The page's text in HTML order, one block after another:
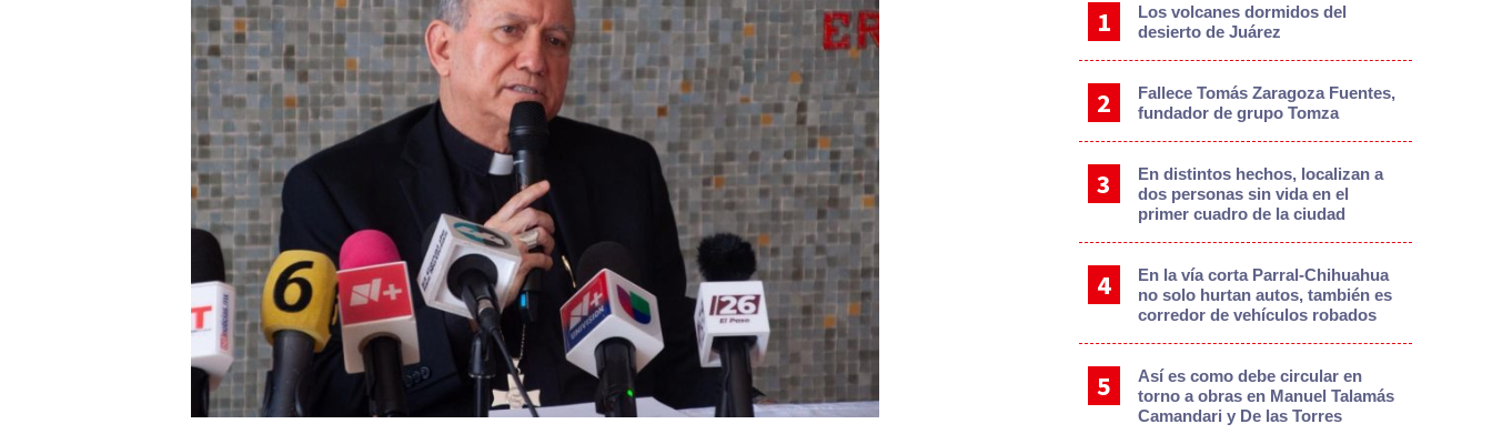
Los volcanes dormidos del
desierto de Juárez
Fallece Tomás Zaragoza Fuentes,
fundador de grupo Tomza
En distintos hechos, localizan a
dos personas sin vida en el
primer cuadro de la ciudad
En la vía corta Parral-Chihuahua
no solo hurtan autos, también es
corredor de vehículos robados
Así es como debe circular en
torno a obras en Manuel Talamás
Camandari y De las Torres